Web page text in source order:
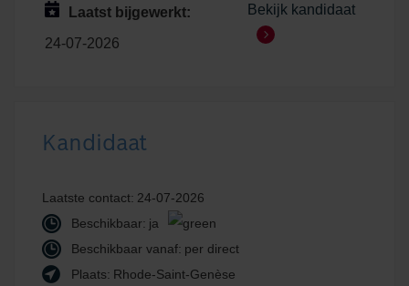
Laatst bijgewerkt:
24-07-2026
Bekijk kandidaat
Kandidaat
Laatste contact: 24-07-2026
Beschikbaar: ja
Beschikbaar vanaf: per direct
Plaats: Rhode-Saint-Genèse